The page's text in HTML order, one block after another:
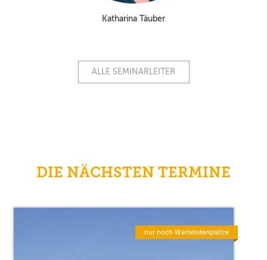
Katharina Täuber
ALLE SEMINARLEITER
DIE NÄCHSTEN TERMINE
nur noch Wartelistenplätze